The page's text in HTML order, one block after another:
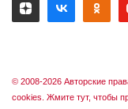
© 2008-2026 Авторские
cookies. Жмите тут, чтобы